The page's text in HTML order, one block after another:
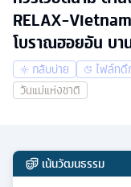
RELAX-
โบราณฮอยอัน บา
กลับบ่าย ไฟล์ทดึ
วันแม่แห่งชาติ
เน้นวัฒนธรรม